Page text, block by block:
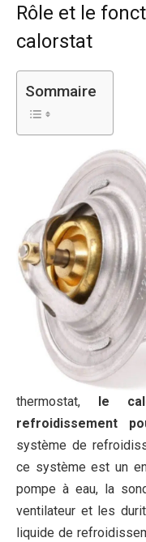
Rôle et le
calorstat
Sommaire
thermostat,
le
refroidissement
système de
ce système est un
pompe à eau, la
ventilateur et les
liquide de